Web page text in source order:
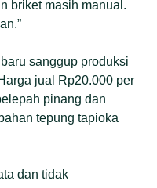
briket masih manual.
sanggup produksi
jual Rp20.000 per
pinang dan
tepung tapioka
dan tidak